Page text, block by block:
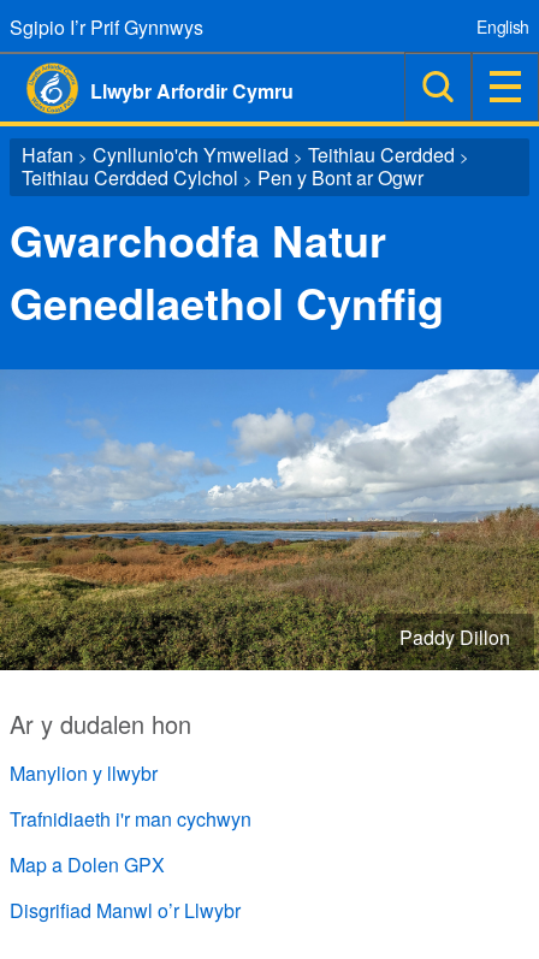
Sgipio I’r Prif Gynnwys
Llwybr Arfordir Cymru
English
Hafan > Cynllunio'ch Ymweliad > Teithiau Cerdded >
Teithiau Cerdded Cylchol > Pen y Bont ar Ogwr
Gwarchodfa Natur
Genedlaethol Cynffig
Paddy Dillon
Ar y dudalen hon
Manylion y llwybr
Trafnidiaeth i'r man cychwyn
Map a Dolen GPX
Disgrifiad Manwl o’r Llwybr